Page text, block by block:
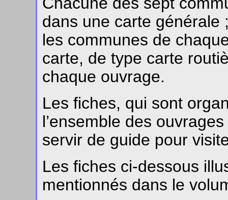
dans une carte générale
les communes de
carte, de type carte
chaque ouvrage.
Les fiches, qui sont
l’ensemble des
servir de guide pour
Les fiches ci-dessous
mentionnés dans le